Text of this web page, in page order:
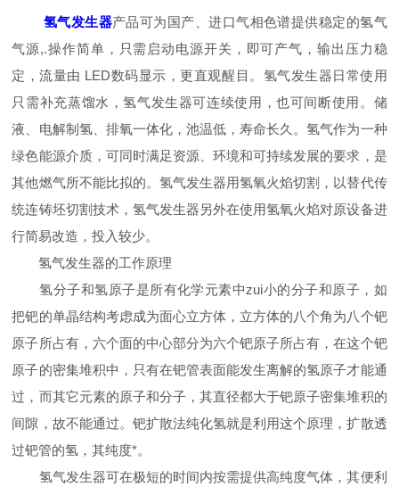
氢气发生器产品可为国产、进口气相色谱提供稳定的氢气
气源,.操作简单，只需启动电源开关，即可产气，输出压力稳
定，流量由 LED数码显示，更直观醒目。氢气发生器日常使用
只需补充蒸馏水，氢气发生器可连续使用，也可间断使用。储
液、电解制氢、排氧一体化，池温低，寿命长久。氢气作为一种
绿色能源介质，可同时满足资源、环境和可持续发展的要求，是
其他燃气所不能比拟的。氢气发生器用氢氧火焰切割，以替代传
统连铸坯切割技术，氢气发生器另外在使用氢氧火焰对原设备进
行简易改造，投入较少。
氢气发生器的工作原理
氢分子和氢原子是所有化学元素中zui小的分子和原子，如
把钯的单晶结构考虑成为面心立方体，立方体的八个角为八个钯
原子所占有，六个面的中心部分为六个钯原子所占有，在这个钯
原子的密集堆积中，只有在钯管表面能发生离解的氢原子才能通
过，而其它元素的原子和分子，其直径都大于钯原子密集堆积的
间隙，故不能通过。钯扩散法纯化氢就是利用这个原理，扩散透
过钯管的氢，其纯度*。
氢气发生器可在极短的时间内按需提供高纯度气体，其便利